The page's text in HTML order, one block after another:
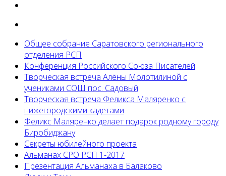
Общее собрание Саратовского регионального
отделения РСП
Конференция Российского Союза Писателей
Творческая встреча Алёны Молотилиной с
учениками СОШ пос. Садовый
Творческая встреча Феликса Маляренко с
нижегородскими кадетами
Феликс Маляренко делает подарок родному городу
Биробиджану
Секреты юбилейного проекта
Альманах СРО РСП 1-2017
Презентация Альманаха в Балаково